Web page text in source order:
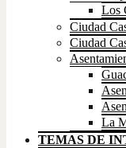
Los
Ciudad
Ciudad
La
TEMAS DE